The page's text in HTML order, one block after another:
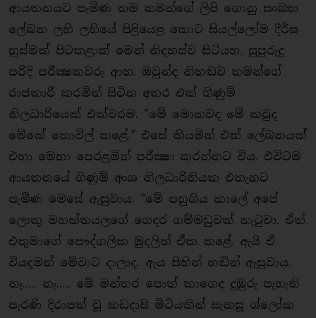
ආයතනයට පැමිණ තම තමන්ගේ ලිපි ගොනු සංඛ්‍යා
ලේඛන ලහි ලහියේ පිළියෙළ කොට සියල්ලෝම දීර්ඝ
හුස්මක් පිටකළාක් මෙන් නිදහස්ව සිටියහ. සුපුරුදු
පරිදි පරීක්‍ෂකවරු ආහ. ඔවුන්ද නිහඬව තමන්ගේ
රාජකාරී කරමින් සිටින අතර එක් ගිණුම්
නිලධාරියෙක් එක්වරම. ”මේ මොනවද මේ කවුද
මේකේ තොවිල් කළේ.” එසේ කියමින් එක් ලේඛනයක්
එහා මෙහා පෙරළමින් පරීක්‍ෂා කරන්නට විය. එවිටම
ආයතනයේ ගිණුම් අංශ නිලධාරිනියක එතැනට
පැමිණ මෙසේ ඇසුවාය. ”මේ පහුගිය කාලේ අපේ
ලොකු මහත්තයලගේ ගෙදර ගම්මඩුවක් නැටුවා. ඒත්
එතුමාගේ පෞද්ගලික මුදලින් ඒක කළේ. ඇයි ඒ
වියදමත් මේවාට දාලාද. ඇය සිහින් හඬින් ඇසුවාය.
නෑ..... නෑ..... මේ මන්තර පොත් කාගෙද දුඹුරු පැහැති
පැරණි දිරාපත් වූ කඩදාසි මිටියකින් සැකසූ ශ්ලෝක